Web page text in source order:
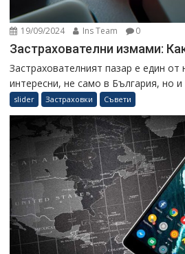
19/09/2024 Ins Team 0
Застрахователни измами:
Застрахователният пазар е един от
интересни, не само в България, но и
slider Застраховки Съвети